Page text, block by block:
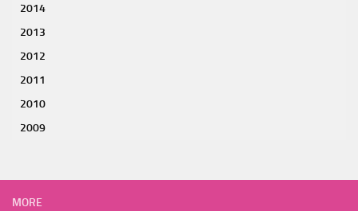
2014
2013
2012
2011
2010
2009
MORE